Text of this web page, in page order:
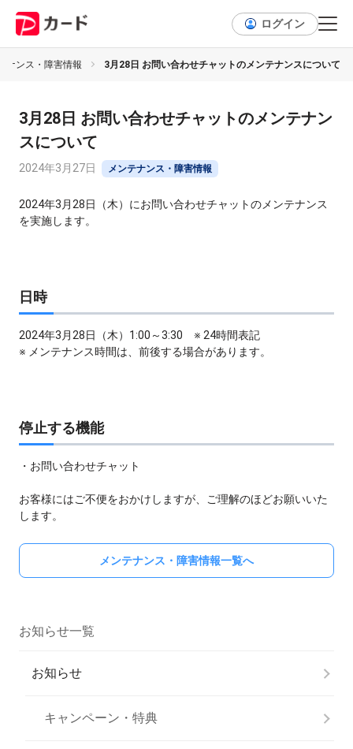
ログイン
ナンス・障害情報 3月28日 お問い合わせチャットのメンテナンスについて
3月28日 お問い合わせチャットのメンテナン
スについて
2024年3月27日 メンテナンス・障害情報
2024年3月28日（木）にお問い合わせチャットのメンテナンス
を実施します。
日時
2024年3月28日（木）1:00～3:30 ※ 24時間表記
※ メンテナンス時間は、前後する場合があります。
停止する機能
・お問い合わせチャット
お客様にはご不便をおかけしますが、ご理解のほどお願いいた
します。
メンテナンス・障害情報一覧へ
お知らせ一覧
お知らせ
キャンペーン・特典